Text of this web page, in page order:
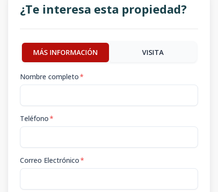
¿Te interesa esta propiedad?
MÁS INFORMACIÓN VISITA
Nombre completo*
Teléfono*
Correo Electrónico*